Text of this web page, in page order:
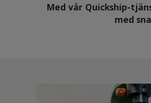
Med vår Quickship-
med